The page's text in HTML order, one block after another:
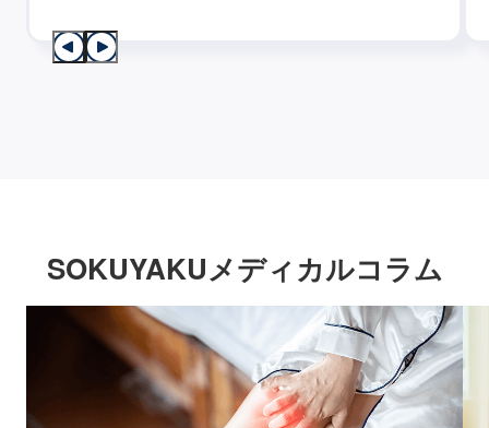
SOKUYAKUメディカルコラム